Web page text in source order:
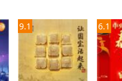
9.1 6.1